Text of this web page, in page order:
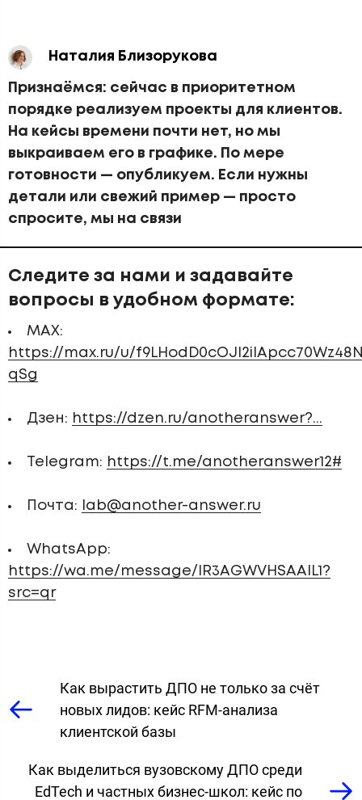
Наталия Близорукова
Признаёмся: сейчас в приоритетном
порядке реализуем проекты для клиентов.
На кейсы времени почти нет, но мы
выкраиваем его в графике. По мере
готовности — опубликуем. Если нужны
детали или свежий пример — просто
спросите, мы на связи
Следите за нами и задавайте
вопросы в удобном формате:
MAX:
https://max.ru/u/
qSg
Дзен: https://dzen.ru/anotheranswer?...
Telegram: https://t.me/anotheranswer12#
Почта: lab@another-answer.ru
WhatsApp:
https://wa.me/message/IR3AGWVHSAAIL1?
src=qr
Как вырастить ДПО не только за счёт
новых лидов: кейс RFM-анализа
клиентской базы
Как выделиться вузовскому ДПО среди
EdTech и частных бизнес-школ: кейс по